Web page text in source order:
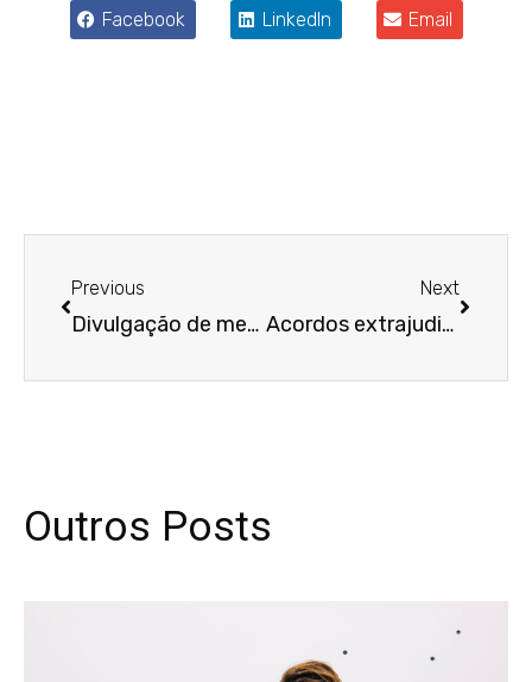
Facebook LinkedIn Email
Previous
Divulgação de mensagens do WhatsApp sem autorização pode gerar obrigação de indenizar
Next
Acordos extrajudiciais pressupõem concessões mútuas para serem homologados
Outros Posts